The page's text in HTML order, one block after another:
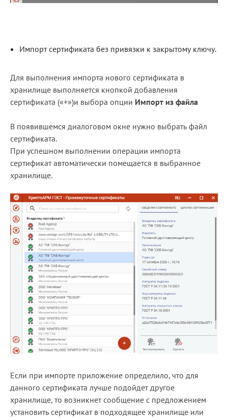
Импорт сертификата без привязки к закрытому ключу.
Для выполнения импорта нового сертификата в
хранилище выполняется кнопкой добавления
сертификата («+»)и выбора опции Импорт из файла
В появившемся диалоговом окне нужно выбрать файл
сертификата.
При успешном выполнении операции импорта
сертификат автоматически помещается в выбранное
хранилище.
Если при импорте приложение определило, что для
данного сертификата лучше подойдет другое
хранилище, то возникнет сообщение с предложением
установить сертификат в подходящее хранилище или